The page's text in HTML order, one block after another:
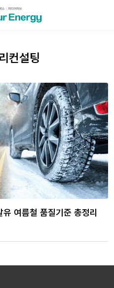
컨설팅
여름철 품질기준 총정리